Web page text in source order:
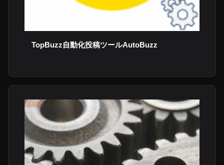
TopBuzz自動化投稿ツールAutoBuzz
エログ